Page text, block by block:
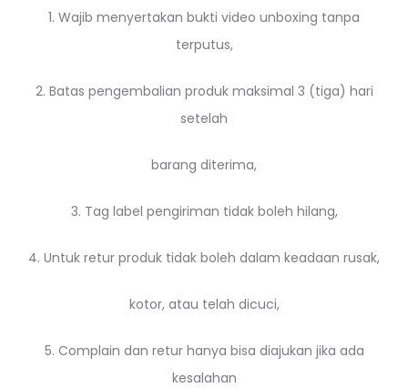
1. Wajib menyertakan bukti video unboxing tanpa
terputus,
2. Batas pengembalian produk maksimal 3 (tiga) hari
setelah
barang diterima,
3. Tag label pengiriman tidak boleh hilang,
4. Untuk retur produk tidak boleh dalam keadaan rusak,
kotor, atau telah dicuci,
5. Complain dan retur hanya bisa diajukan jika ada
kesalahan